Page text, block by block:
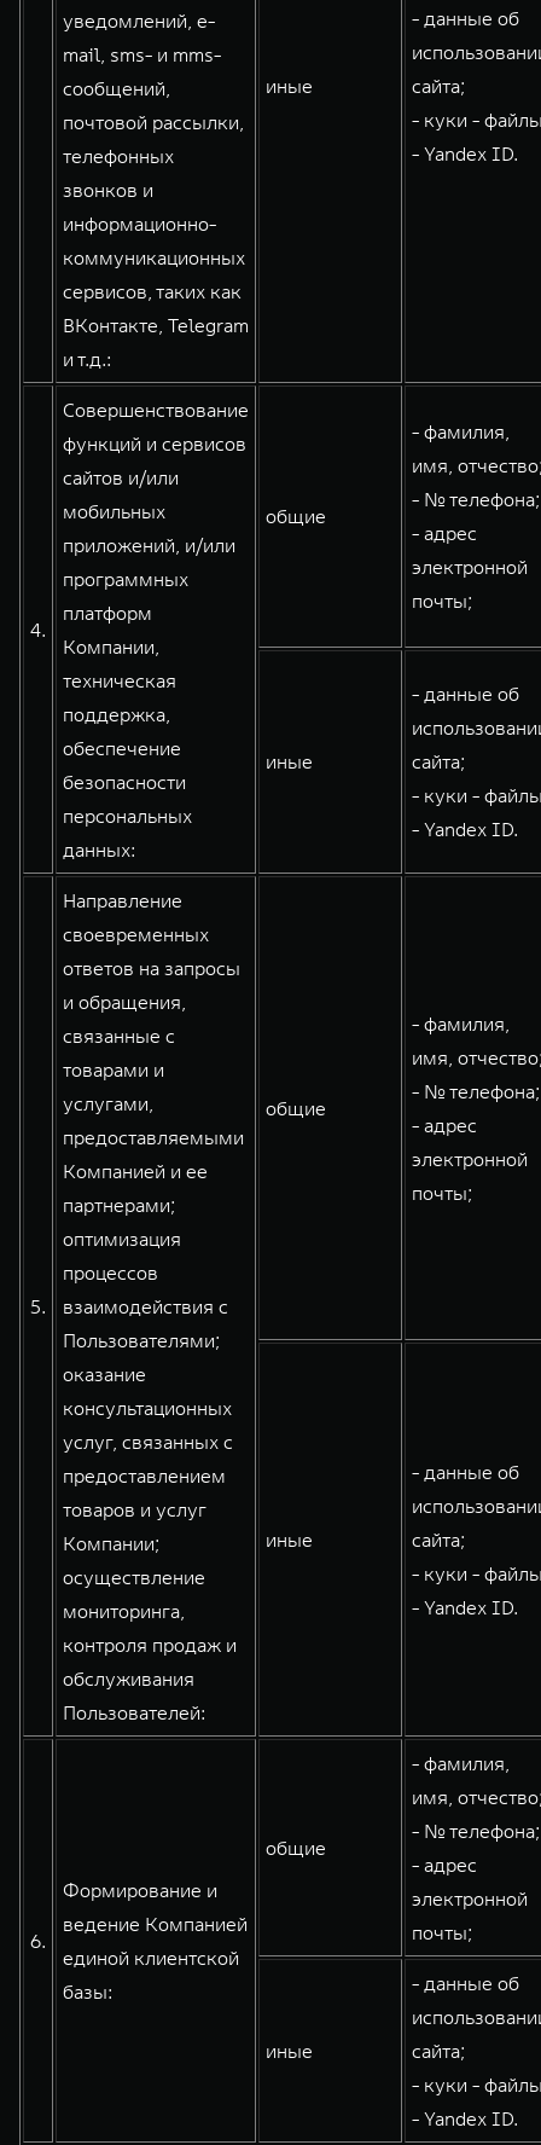
уведомлений, e-
mail, sms- и mms-
сообщений,
почтовой рассылки,
телефонных
звонков и
информационно-
коммуникационных
сервисов, таких как
ВКонтакте, Telegram
и т.д.:
иные
- данные об
сайта;
- куки -
- Yandex ID.
4.
Совершенствование
функций и сервисов
сайтов и/или
мобильных
приложений, и/или
программных
платформ
Компании,
техническая
поддержка,
обеспечение
безопасности
персональных
данных:
общие
- фамилия,
имя,
- № телефона;
- адрес
электронной
почты;
иные
- данные об
сайта;
- куки -
- Yandex ID.
5.
Направление
своевременных
ответов на запросы
и обращения,
связанные с
товарами и
услугами,
предоставляемыми
Компанией и ее
партнерами;
оптимизация
процессов
взаимодействия с
Пользователями;
оказание
консультационных
услуг, связанных с
предоставлением
товаров и услуг
Компании;
осуществление
мониторинга,
контроля продаж и
обслуживания
Пользователей:
общие
- фамилия,
имя,
- № телефона;
- адрес
электронной
почты;
иные
- данные об
сайта;
- куки -
- Yandex ID.
6.
Формирование и
ведение Компанией
единой клиентской
базы:
общие
- фамилия,
имя,
- № телефона;
- адрес
электронной
почты;
иные
- данные об
сайта;
- куки -
- Yandex ID.